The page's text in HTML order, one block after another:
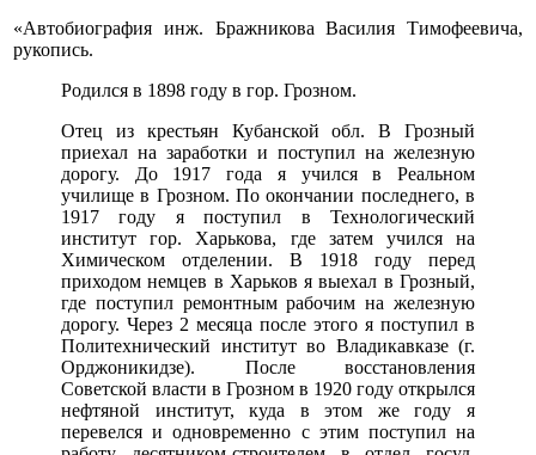
«Автобиография инж. Бражникова Василия Тимофеевича,
рукопись.
Родился в 1898 году в гор. Грозном.
Отец из крестьян Кубанской обл. В Грозный
приехал на заработки и поступил на железную
дорогу. До 1917 года я учился в Реальном
училище в Грозном. По окончании последнего, в
1917 году я поступил в Технологический
институт гор. Харькова, где затем учился на
Химическом отделении. В 1918 году перед
приходом немцев в Харьков я выехал в Грозный,
где поступил ремонтным рабочим на железную
дорогу. Через 2 месяца после этого я поступил в
Политехнический институт во Владикавказе (г.
Орджоникидзе). После восстановления
Советской власти в Грозном в 1920 году открылся
нефтяной институт, куда в этом же году я
перевелся и одновременно с этим поступил на